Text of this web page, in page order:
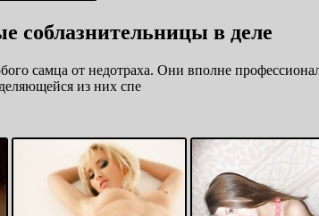
соблазнительницы в деле
самца от недотраха. Они вполне
из них спе